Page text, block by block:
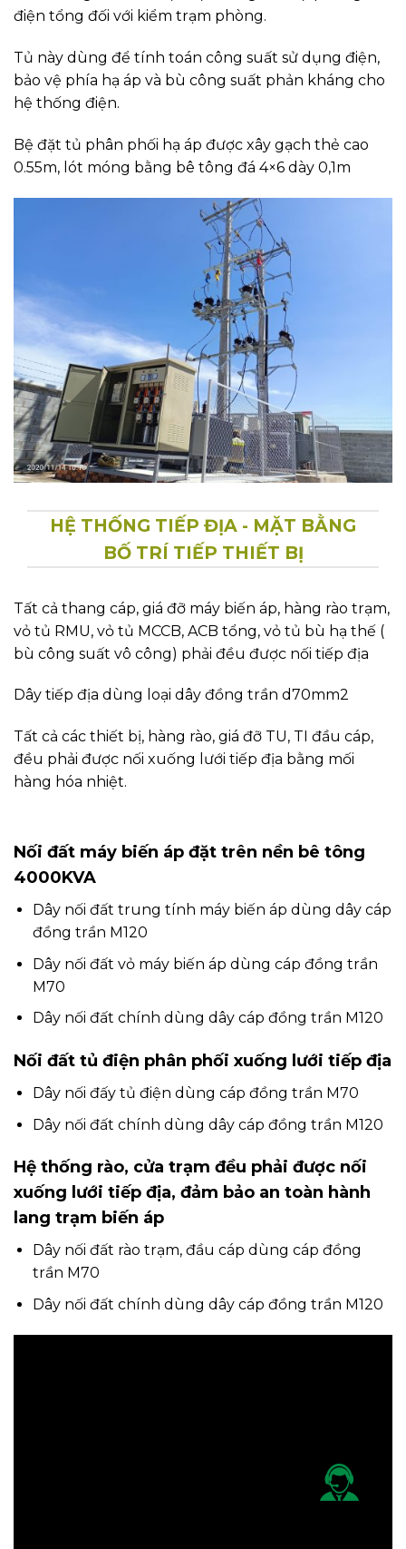
điện tổng đối với kiểm trạm phòng.
Tủ này dùng để tính toán công suất sử dụng điện,
bảo vệ phía hạ áp và bù công suất phản kháng cho
hệ thống điện.
Bệ đặt tủ phân phối hạ áp được xây gạch thẻ cao
0.55m, lót móng bằng bê tông đá 4×6 dày 0,1m
HỆ THỐNG TIẾP ĐỊA - MẶT BẰNG
BỐ TRÍ TIẾP THIẾT BỊ
Tất cả thang cáp, giá đỡ máy biến áp, hàng rào trạm,
vỏ tủ RMU, vỏ tủ MCCB, ACB tổng, vỏ tủ bù hạ thế (
bù công suất vô công) phải đều được nối tiếp địa
Dây tiếp địa dùng loại dây đồng trần d70mm2
Tất cả các thiết bị, hàng rào, giá đỡ TU, TI đầu cáp,
đều phải được nối xuống lưới tiếp địa bằng mối
hàng hóa nhiệt.
Nối đất máy biến áp đặt trên nền bê tông
4000KVA
Dây nối đất trung tính máy biến áp dùng dây cáp
đồng trần M120
Dây nối đất vỏ máy biến áp dùng cáp đồng trần
M70
Dây nối đất chính dùng dây cáp đồng trần M120
Nối đất tủ điện phân phối xuống lưới tiếp địa
Dây nối đấy tủ điện dùng cáp đồng trần M70
Dây nối đất chính dùng dây cáp đồng trần M120
Hệ thống rào, cửa trạm đều phải được nối
xuống lưới tiếp địa, đảm bảo an toàn hành
lang trạm biến áp
Dây nối đất rào trạm, đầu cáp dùng cáp đồng
trần M70
Dây nối đất chính dùng dây cáp đồng trần M120